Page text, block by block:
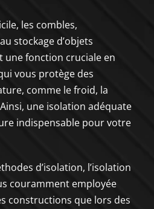
les combles,
stockage d’objets
une fonction cruciale en
vous protège des
comme le froid, la
une isolation adéquate
indispensable pour votre
d’isolation, l’isolation
couramment employée
constructions que lors des